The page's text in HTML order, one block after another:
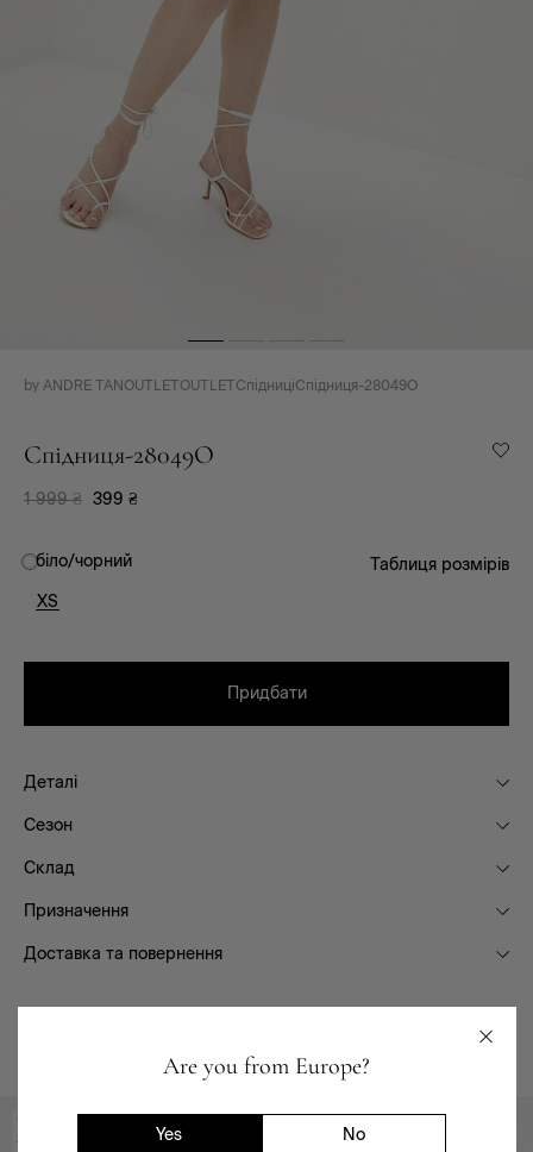
Are you from Europe?
Yes No
by ANDRE TAN OUTLETOUTLETСпідниціСпідниця-28049O
Спідниця-28049O
1 999 ₴ 399 ₴
біло/чорний
XS
Таблиця розмірів
Придбати
Деталі
Сезон
Склад
Призначення
Доставка та повернення
Вам сподобається
-80%
-3200 ₴